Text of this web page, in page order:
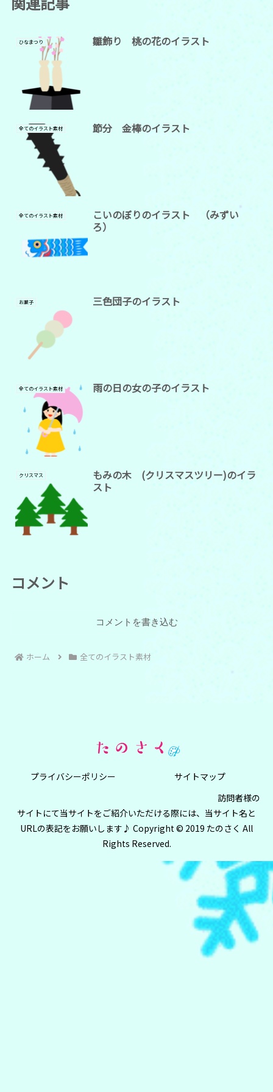
ひなまつり 雛飾り 桃の花のイラスト
全てのイラスト素材 節分 金棒のイラスト
全てのイラスト素材
こいのぼりのイラスト （みずい
ろ）
お菓子 三色団子のイラスト
全てのイラスト素材 雨の日の女の子のイラスト
クリスマス
もみの木 (クリスマスツリー)のイラ
スト
コメント
コメントを書き込む
ホーム 全てのイラスト素材
プライバシーポリシー
サイトマップ
訪問者様の
サイトにて当サイトをご紹介いただける際には、当サイト名と
URLの表記をお願いします♪ Copyright © 2019 たのさく All
Rights Reserved.